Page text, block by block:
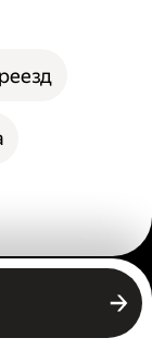
Россия